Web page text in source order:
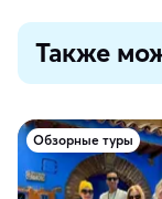
Также
Обзорные туры